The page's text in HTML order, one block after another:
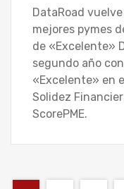
DataRoad
mejores pymes
de «Excelente»
segundo año
«Excelente» en
Solidez
ScorePME.